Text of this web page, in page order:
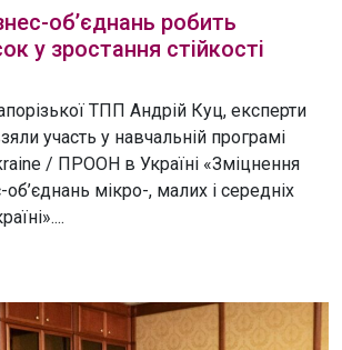
об’єднань робить
у зростання стійкості
ТПП Андрій Куц, експерти
участь у навчальній програмі
/ ПРООН в Україні «Зміцнення
мікро-, малих і середніх